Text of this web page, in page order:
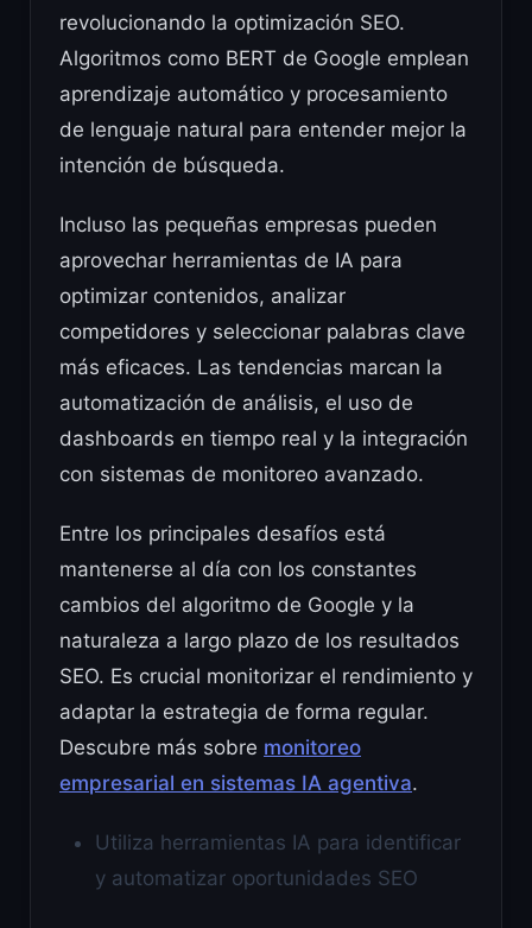
revolucionando la optimización SEO.
Algoritmos como BERT de Google emplean
aprendizaje automático y procesamiento
de lenguaje natural para entender mejor la
intención de búsqueda.
Incluso las pequeñas empresas pueden
aprovechar herramientas de IA para
optimizar contenidos, analizar
competidores y seleccionar palabras clave
más eficaces. Las tendencias marcan la
automatización de análisis, el uso de
dashboards en tiempo real y la integración
con sistemas de monitoreo avanzado.
Entre los principales desafíos está
mantenerse al día con los constantes
cambios del algoritmo de Google y la
naturaleza a largo plazo de los resultados
SEO. Es crucial monitorizar el rendimiento y
adaptar la estrategia de forma regular.
Descubre más sobre monitoreo
empresarial en sistemas IA agentiva.
Utiliza herramientas IA para identificar
y automatizar oportunidades SEO